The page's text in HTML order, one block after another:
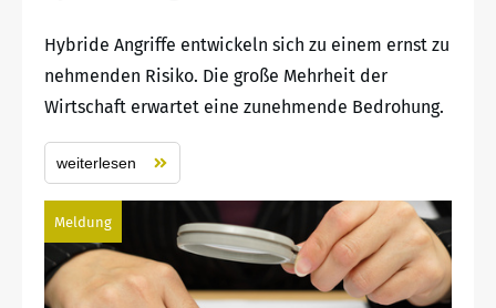
Hybride Angriffe entwickeln sich zu einem ernst zu
nehmenden Risiko. Die große Mehrheit der
Wirtschaft erwartet eine zunehmende Bedrohung.
weiterlesen
Meldung